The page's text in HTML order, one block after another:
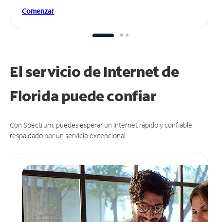
Comenzar
El servicio de Internet de
Florida puedeconfiar
Con Spectrum, puedes esperar un Internet rápido y confiable
respaldado por un servicio excepcional.